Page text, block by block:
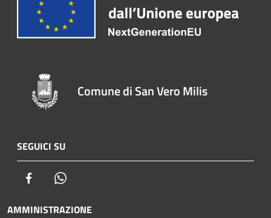
Comune di San Vero Milis
SEGUICI SU
Facebook
AMMINISTRAZIONE